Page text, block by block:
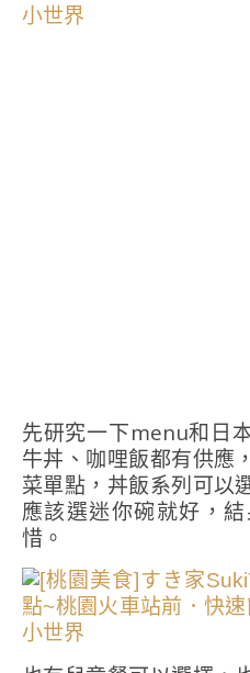
先研究一下menu和日
牛丼、咖哩飯都有供應
菜單點，丼飯系列可以
應該選迷你碗就好，
惜。